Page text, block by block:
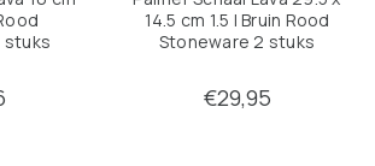
stuks
14.5 cm 1.5 l Bruin Rood
Stoneware 2 stuks
€29,95